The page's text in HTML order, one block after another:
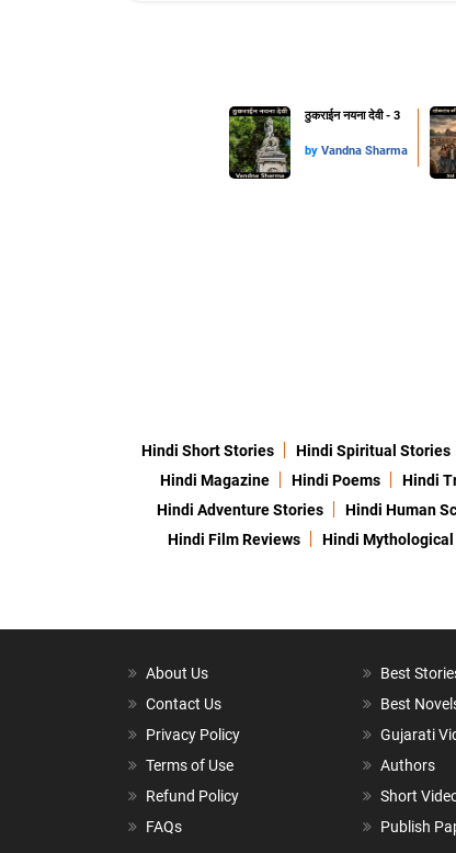
ठुकराईन नयना देवी - 3
by Vandna Sharma
Hindi Short Stories Hindi Spiritual Stories
Hindi Magazine
Hindi Poems Hindi
Hindi Adventure Stories
Hindi Human
Hindi Film Reviews
Hindi
About Us
Contact Us
Privacy Policy
Terms of Use
Refund Policy
FAQs
Best
Best
Gujarati
Authors
Short
Publish